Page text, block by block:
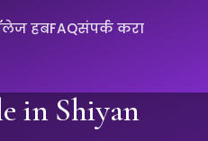
हबFAQसंपर्क करा
in Shiyan